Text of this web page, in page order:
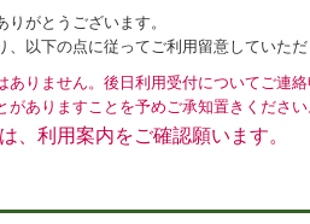
がとうございます。
、以下の点に従ってご利用留意していた
ありません。後日利用受付についてご連
がありますことを予めご承知置きくださ
、利用案内をご確認願います。